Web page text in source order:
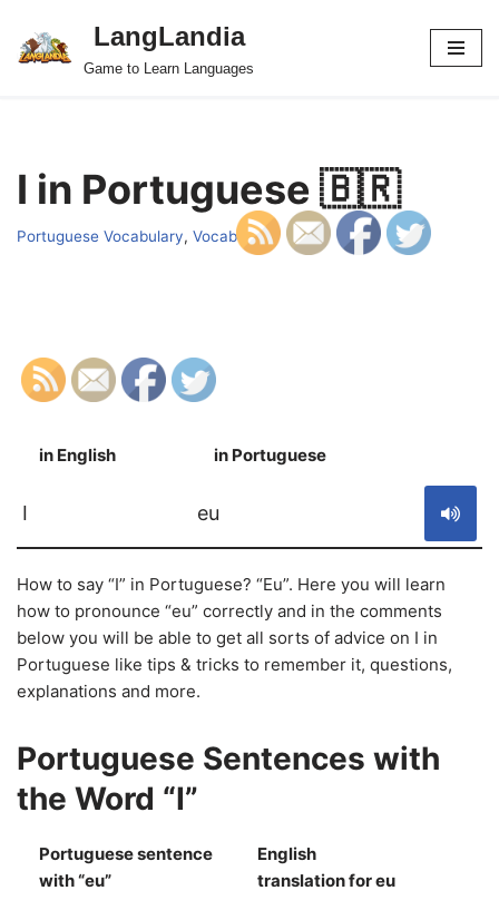
Skip
LangLandia
Game to Learn Languages
I in Portuguese 🇧🇷
Portuguese Vocabulary, Vocab
in English in Portuguese
I eu
How to say “I” in Portuguese? “Eu”. Here you will learn
how to pronounce “eu” correctly and in the comments
below you will be able to get all sorts of advice on I in
Portuguese like tips & tricks to remember it, questions,
explanations and more.
Portuguese Sentences with
the Word “I”
Portuguese sentence
with “eu”
English
translation for eu